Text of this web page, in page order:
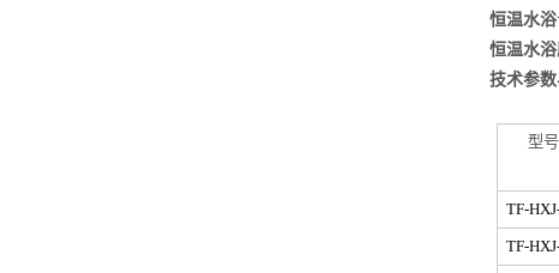
恒温水浴
恒温水浴
技术参
型号
TF-
TF-